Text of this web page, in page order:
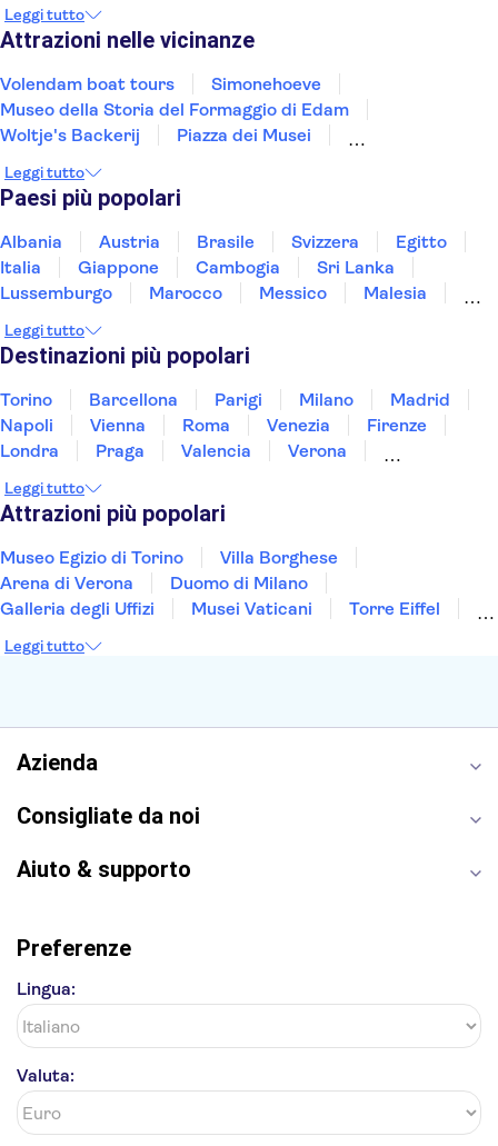
Leggi tutto
Attrazioni nelle vicinanze
Volendam boat tours
Simonehoeve
Museo della Storia del Formaggio di Edam
Woltje's Backerij
Piazza dei Musei
Crociera sui canali di Amsterdam
Micropia
Anne Frank
Casa Museo di Rembrandt
De Wallen
Stedelijk Museum
Leggi tutto
Paesi più popolari
Albania Austria Brasile Svizzera
Egitto
Italia
Giappone Cambogia
Sri Lanka
Lussemburgo
Marocco Messico
Malesia
Tunisia
Turchia Vietnam
Leggi tutto
Destinazioni più popolari
Torino Barcellona Parigi Milano
Madrid
Napoli
Vienna Roma Venezia
Firenze
Londra
Praga Valencia
Verona
Genova
Palermo
Leggi tutto
Attrazioni più popolari
Museo Egizio di Torino
Villa Borghese
Arena di Verona
Duomo di Milano
Galleria degli Uffizi
Musei Vaticani
Torre Eiffel
Reggia di Caserta
Leggi tutto
Azienda
Consigliate da noi
Aiuto & supporto
Preferenze
Lingua:
Valuta: